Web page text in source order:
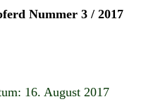
Nummer 3 / 2017
16. August 2017